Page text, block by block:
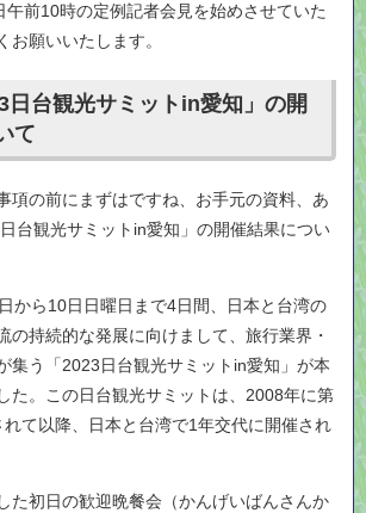
前10時の定例記者会見を始めさせていた
お願いいたします。
日台観光サミットin愛知」の開
て
項の前にまずはですね、お手元の資料、あ
台観光サミットin愛知」の開催結果につい
から10日日曜日まで4日間、日本と台湾の
の持続的な発展に向けまして、旅行業界・
集う「2023日台観光サミットin愛知」が本
た。この日台観光サミットは、2008年に第
て以降、日本と台湾で1年交代に開催され
た初日の歓迎晩餐会（かんげいばんさんか